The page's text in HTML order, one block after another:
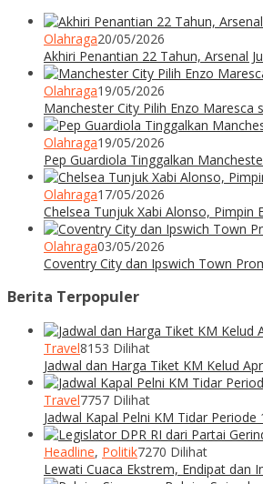
Olahraga20/05/2026
Akhiri Penantian 22 Tahun, Arsenal
Olahraga19/05/2026
Manchester City Pilih Enzo Maresca
Olahraga19/05/2026
Pep Guardiola Tinggalkan
Olahraga17/05/2026
Chelsea Tunjuk Xabi Alonso, Pimpin
Olahraga03/05/2026
Coventry City dan Ipswich Town
Berita Terpopuler
Travel8153 Dilihat
Jadwal dan Harga Tiket KM Kelud
Travel7757 Dilihat
Jadwal Kapal Pelni KM Tidar Periode
Headline, Politik7270 Dilihat
Lewati Cuaca Ekstrem, Endipat dan